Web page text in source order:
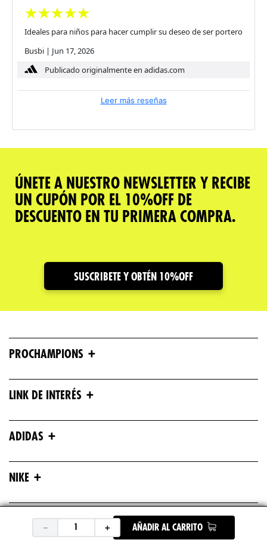
＋
－ AÑADIR AL CARRITO
Ideales para niños para hacer cumplir su deseo de ser portero
Busbi | Jun 17, 2026
Publicado originalmente en adidas.com
Leer más reseñas
ÚNETE A NUESTRO NEWSLETTER Y RECIBE
UN CUPÓN POR EL 10%OFF DE
DESCUENTO EN TU PRIMERA COMPRA.
SUSCRIBETE Y OBTÉN 10%OFF
PROCHAMPIONS +
LINK DE INTERÉS +
ADIDAS +
NIKE +
ASICS +